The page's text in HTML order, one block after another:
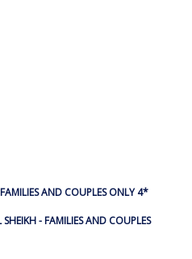
AND COUPLES ONLY 4*
- FAMILIES AND COUPLES